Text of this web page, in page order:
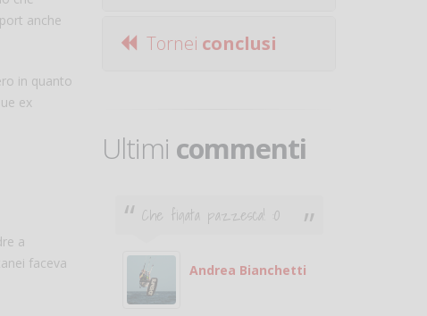
anche
in quanto
ex
a
faceva
Tornei conclusi
Ultimi commenti
con
Che figata pazzesca! :O
Andrea Bianchetti